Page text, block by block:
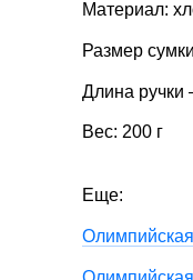
Материал:
Размер
Длина
Вес: 200 г
Еще: